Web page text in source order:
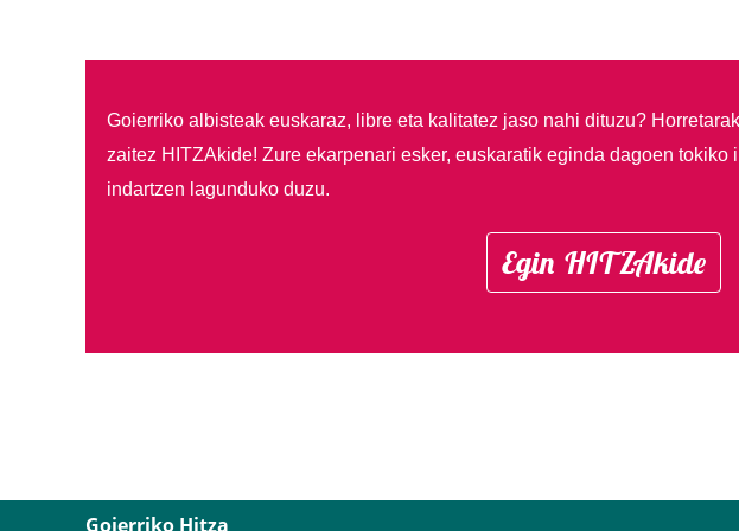
Goierriko albisteak euskaraz, libre eta kalitatez jaso nahi dituzu?
zaitez HITZAkide! Zure ekarpenari esker, euskaratik eginda dagoen tokiko
indartzen lagunduko duzu.
Egin HITZAkide
Goierriko Hitza